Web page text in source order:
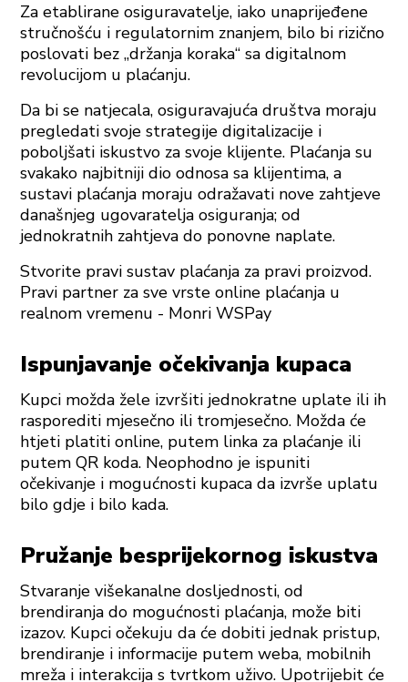
Za etablirane osiguravatelje, iako unaprijeđene
stručnošću i regulatornim znanjem, bilo bi rizično
poslovati bez „držanja koraka“ sa digitalnom
revolucijom u plaćanju.
Da bi se natjecala, osiguravajuća društva moraju
pregledati svoje strategije digitalizacije i
poboljšati iskustvo za svoje klijente. Plaćanja su
svakako najbitniji dio odnosa sa klijentima, a
sustavi plaćanja moraju odražavati nove zahtjeve
današnjeg ugovaratelja osiguranja; od
jednokratnih zahtjeva do ponovne naplate.
Stvorite pravi sustav plaćanja za pravi proizvod.
Pravi partner za sve vrste online plaćanja u
realnom vremenu - Monri WSPay
Ispunjavanje očekivanja kupaca
Kupci možda žele izvršiti jednokratne uplate ili ih
rasporediti mjesečno ili tromjesečno. Možda će
htjeti platiti online, putem linka za plaćanje ili
putem QR koda. Neophodno je ispuniti
očekivanje i mogućnosti kupaca da izvrše uplatu
bilo gdje i bilo kada.
Pružanje besprijekornog iskustva
Stvaranje višekanalne dosljednosti, od
brendiranja do mogućnosti plaćanja, može biti
izazov. Kupci očekuju da će dobiti jednak pristup,
brendiranje i informacije putem weba, mobilnih
mreža i interakcija s tvrtkom uživo. Upotrijebit će